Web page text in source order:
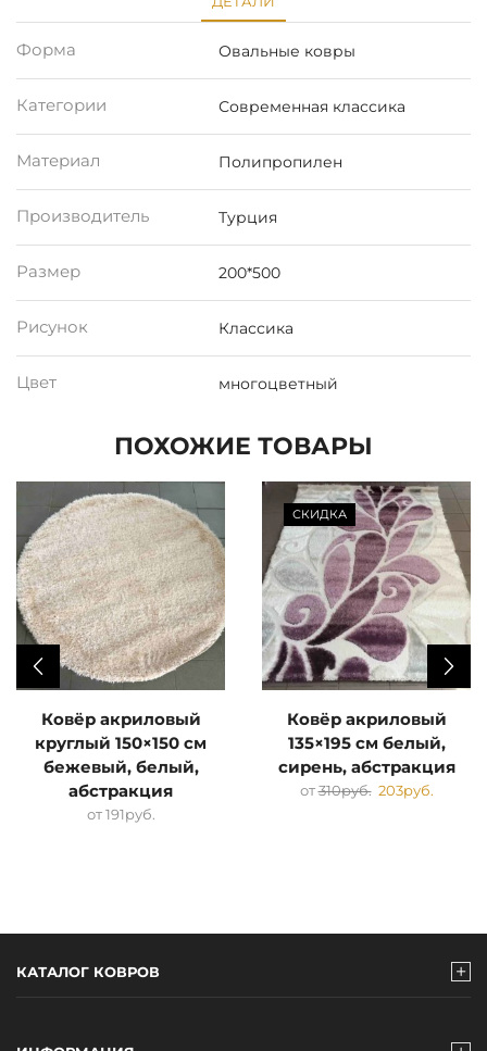
Форма Овальные ковры
Категории Современная классика
Материал Полипропилен
Производитель Турция
Размер 200*500
Рисунок Классика
Цвет многоцветный
ПОХОЖИЕ ТОВАРЫ
Ковёр акриловый
круглый 150×150 см
бежевый, белый,
абстракция
от191руб.
СКИДКА
Ковёр акриловый
135×195 см белый,
сирень, абстракция
от310руб. 203руб.
КАТАЛОГ КОВРОВ